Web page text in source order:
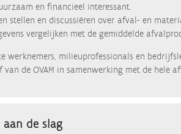
en financieel interessant.
stellen en discussiëren over afval- en
vergelijken met de gemiddelde
werknemers, milieuprofessionals en
van de OVAM in samenwerking met de hele
aan de slag